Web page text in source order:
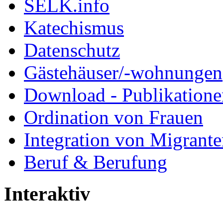
SELK.info
Katechismus
Datenschutz
Gästehäuser/-wohnungen
Download -
Ordination von Frauen
Integration von
Beruf & Berufung
Interaktiv